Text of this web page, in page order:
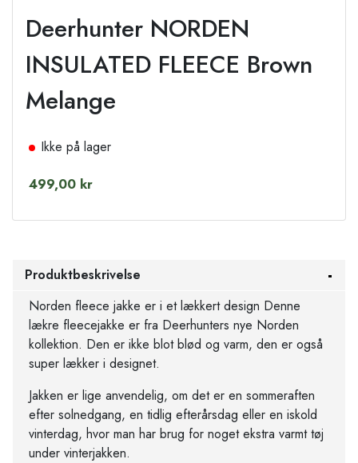
Deerhunter NORDEN
INSULATED FLEECE Brown
Melange
Ikke på lager
499,00 kr
Produktbeskrivelse
Norden fleece jakke er i et lækkert design Denne
lækre fleecejakke er fra Deerhunters nye Norden
kollektion. Den er ikke blot blød og varm, den er også
super lækker i designet.
Jakken er lige anvendelig, om det er en sommeraften
efter solnedgang, en tidlig efterårsdag eller en iskold
vinterdag, hvor man har brug for noget ekstra varmt tøj
under vinterjakken.